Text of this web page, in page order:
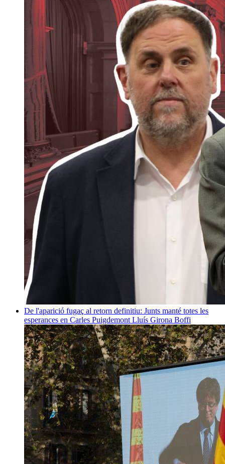
De l'aparició fugaç al retorn definitiu: Junts manté totes les
esperances en Carles Puigdemont Lluís Girona Boffi